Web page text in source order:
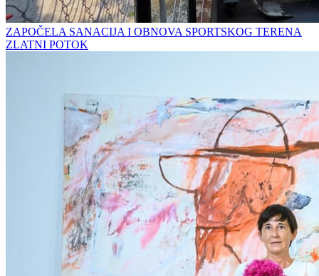
ZAPOČELA SANACIJA I OBNOVA SPORTSKOG TERENA
ZLATNI POTOK